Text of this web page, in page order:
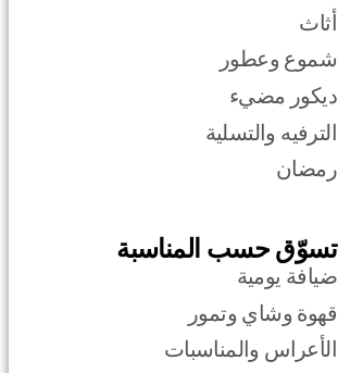
أثاث
شموع وعطور
ديكور مضيء
الترفيه والتسلية
رمضان
تسوّق حسب المناسبة
ضيافة يومية
قهوة وشاي وتمور
الأعراس والمناسبات